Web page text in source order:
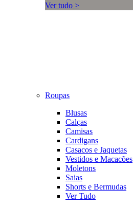
Ver tudo >
Roupas
Blusas
Calças
Camisas
Cardigans
Casacos e Jaquetas
Vestidos e Macacões
Moletons
Saias
Shorts e Bermudas
Ver Tudo